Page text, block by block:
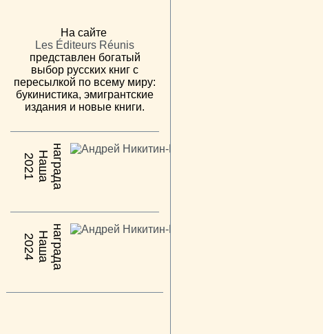
На сайте
Les Éditeurs Réunis
представлен богатый
выбор русских книг с
пересылкой по всему миру:
букинистика, эмигрантские
издания и новые книги.
2021 Н
а
ш
ан
а
г
р
а
да
2024 Н
а
ш
ан
а
г
р
а
да